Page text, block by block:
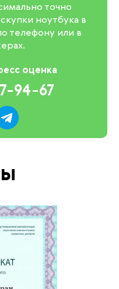
оценка
94-67
точно
ноутбука в
телефону или в